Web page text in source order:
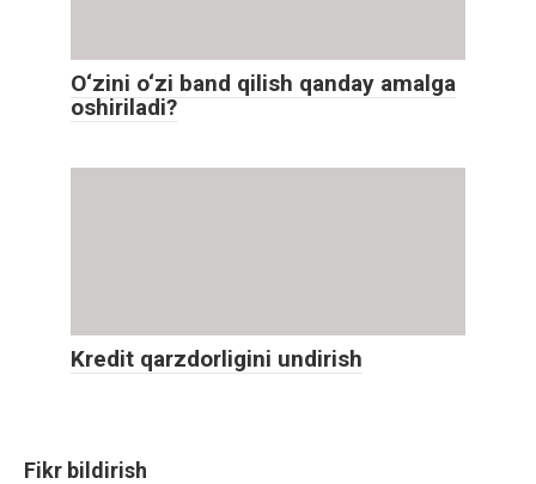
O‘zini o‘zi band qilish qanday amalga
oshiriladi?
Kredit qarzdorligini undirish
Fikr bildirish